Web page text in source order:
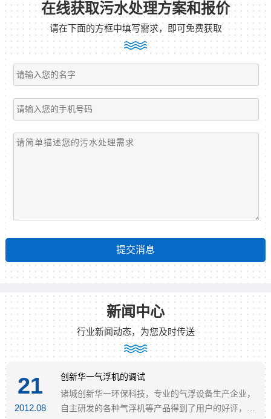
在线获取污水处理方案和报价
请在下面的方框中填写需求，即可免费获取
新闻中心
行业新闻动态，为您及时传送
21
2012.08
创新华一气浮机的调试
诸城创新华一环保科技，专业的气浮设备生产企业，
自主研发的各种气浮机等产品得到了用户的好评，气